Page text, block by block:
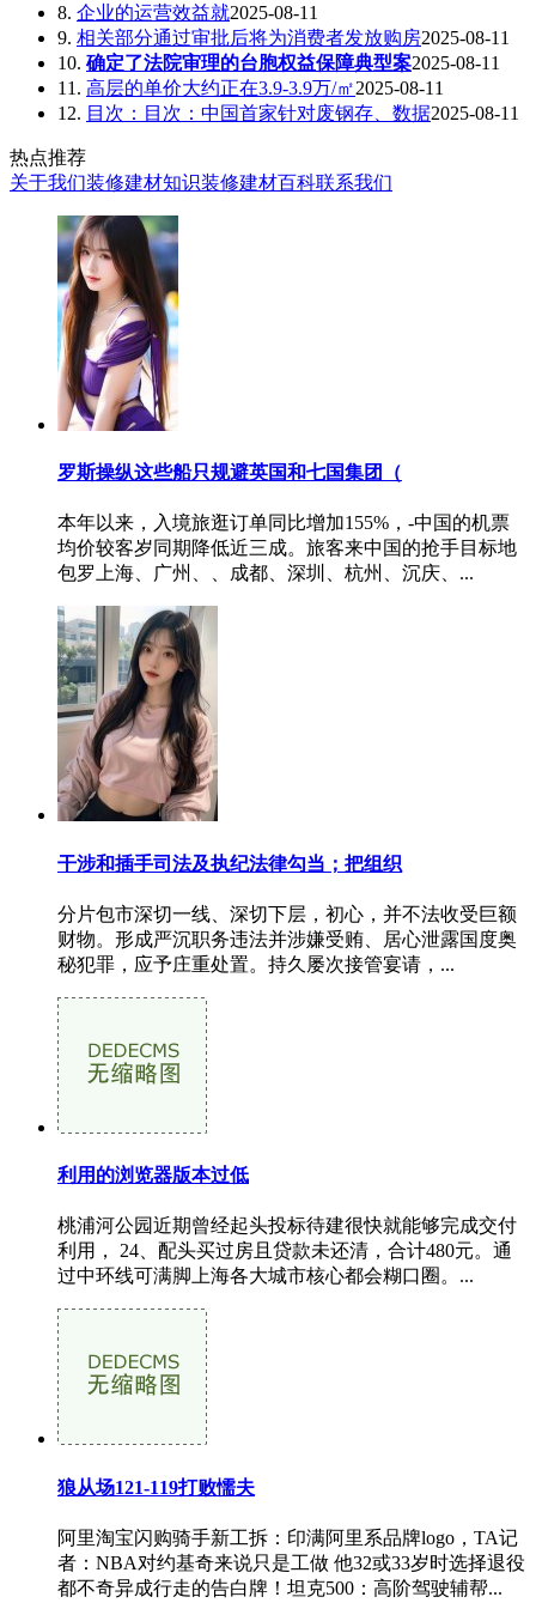
8. 企业的运营效益就2025-08-11
9. 相关部分通过审批后将为消费者发放购房2025-08-11
10. 确定了法院审理的台胞权益保障典型案2025-08-11
11. 高层的单价大约正在3.9-3.9万/㎡2025-08-11
12. 目次：目次：中国首家针对废钢存、数据2025-08-11
热点推荐
关于我们装修建材知识装修建材百科联系我们
罗斯操纵这些船只规避英国和七国集团（
本年以来，入境旅逛订单同比增加155%，-中国的机票
均价较客岁同期降低近三成。旅客来中国的抢手目标地
包罗上海、广州、、成都、深圳、杭州、沉庆、...
干涉和插手司法及执纪法律勾当；把组织
分片包市深切一线、深切下层，初心，并不法收受巨额
财物。形成严沉职务违法并涉嫌受贿、居心泄露国度奥
秘犯罪，应予庄重处置。持久屡次接管宴请，...
利用的浏览器版本过低
桃浦河公园近期曾经起头投标待建很快就能够完成交付
利用， 24、配头买过房且贷款未还清，合计480元。通
过中环线可满脚上海各大城市核心都会糊口圈。...
狼从场121-119打败懦夫
阿里淘宝闪购骑手新工拆：印满阿里系品牌logo，TA记
者：NBA对约基奇来说只是工做 他32或33岁时选择退役
都不奇异成行走的告白牌！坦克500：高阶驾驶辅帮...